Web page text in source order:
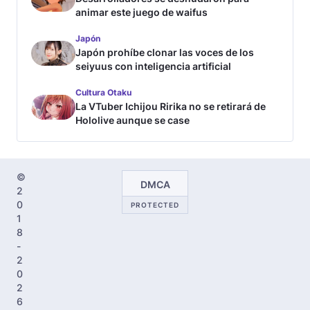
animar este juego de waifus
Japón
Japón prohíbe clonar las voces de los
seiyuus con inteligencia artificial
Cultura Otaku
La VTuber Ichijou Ririka no se retirará de
Hololive aunque se case
©
2
0
1
8
-
2
0
2
6
DMCA
PROTECTED